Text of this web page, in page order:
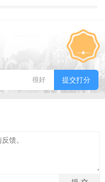
很好 提交打分